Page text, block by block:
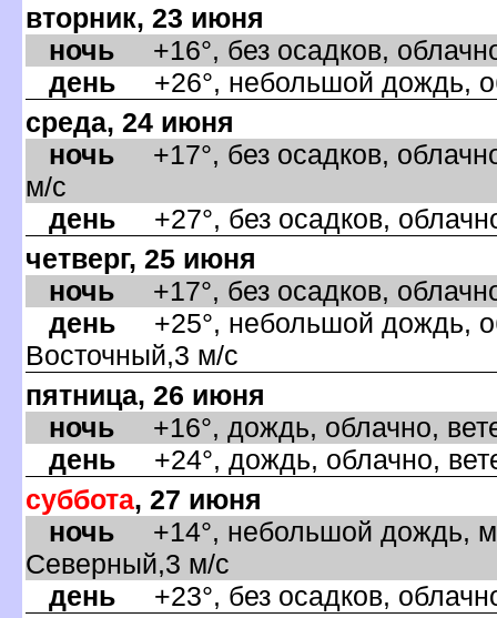
торник, 23 июня
ночь +16°, без осадков,
день +26°, небольшой дождь,
среда, 24 июня
ночь +17°, без осадков,
м/с
день +27°, без осадков,
четверг, 25 июня
ночь +17°, без осадков,
день +25°, небольшой дождь,
осточный,3 м/с
пятница, 26 июня
ночь +16°, дождь, облачно,
день +24°, дождь, облачно,
суббота, 27 июня
ночь +14°, небольшой дождь,
Северный,3 м/с
день +23°, без осадков,